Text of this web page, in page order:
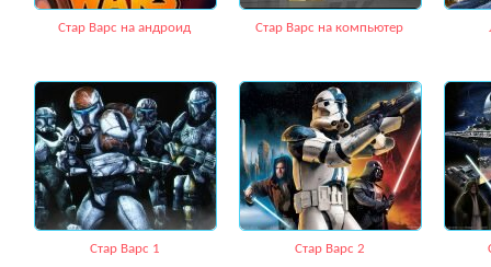
Стар Варс на андроид Стар Варс на компьютер
Стар Варс 1 Стар Варс 2